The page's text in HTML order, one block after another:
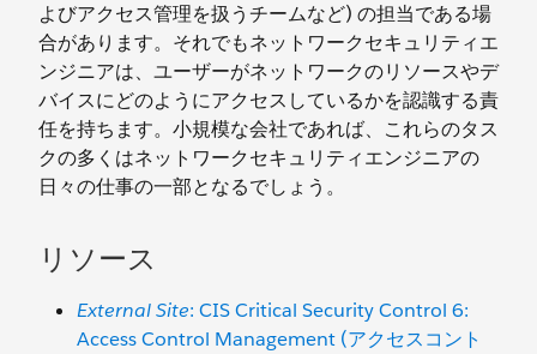
よびアクセス管理を扱うチームなど) の担当である場
合があります。それでもネットワークセキュリティエ
ンジニアは、ユーザーがネットワークのリソースやデ
バイスにどのようにアクセスしているかを認識する責
任を持ちます。小規模な会社であれば、これらのタス
クの多くはネットワークセキュリティエンジニアの
日々の仕事の一部となるでしょう。
リソース
External Site: CIS Critical Security Control 6:
Access Control Management (アクセスコント